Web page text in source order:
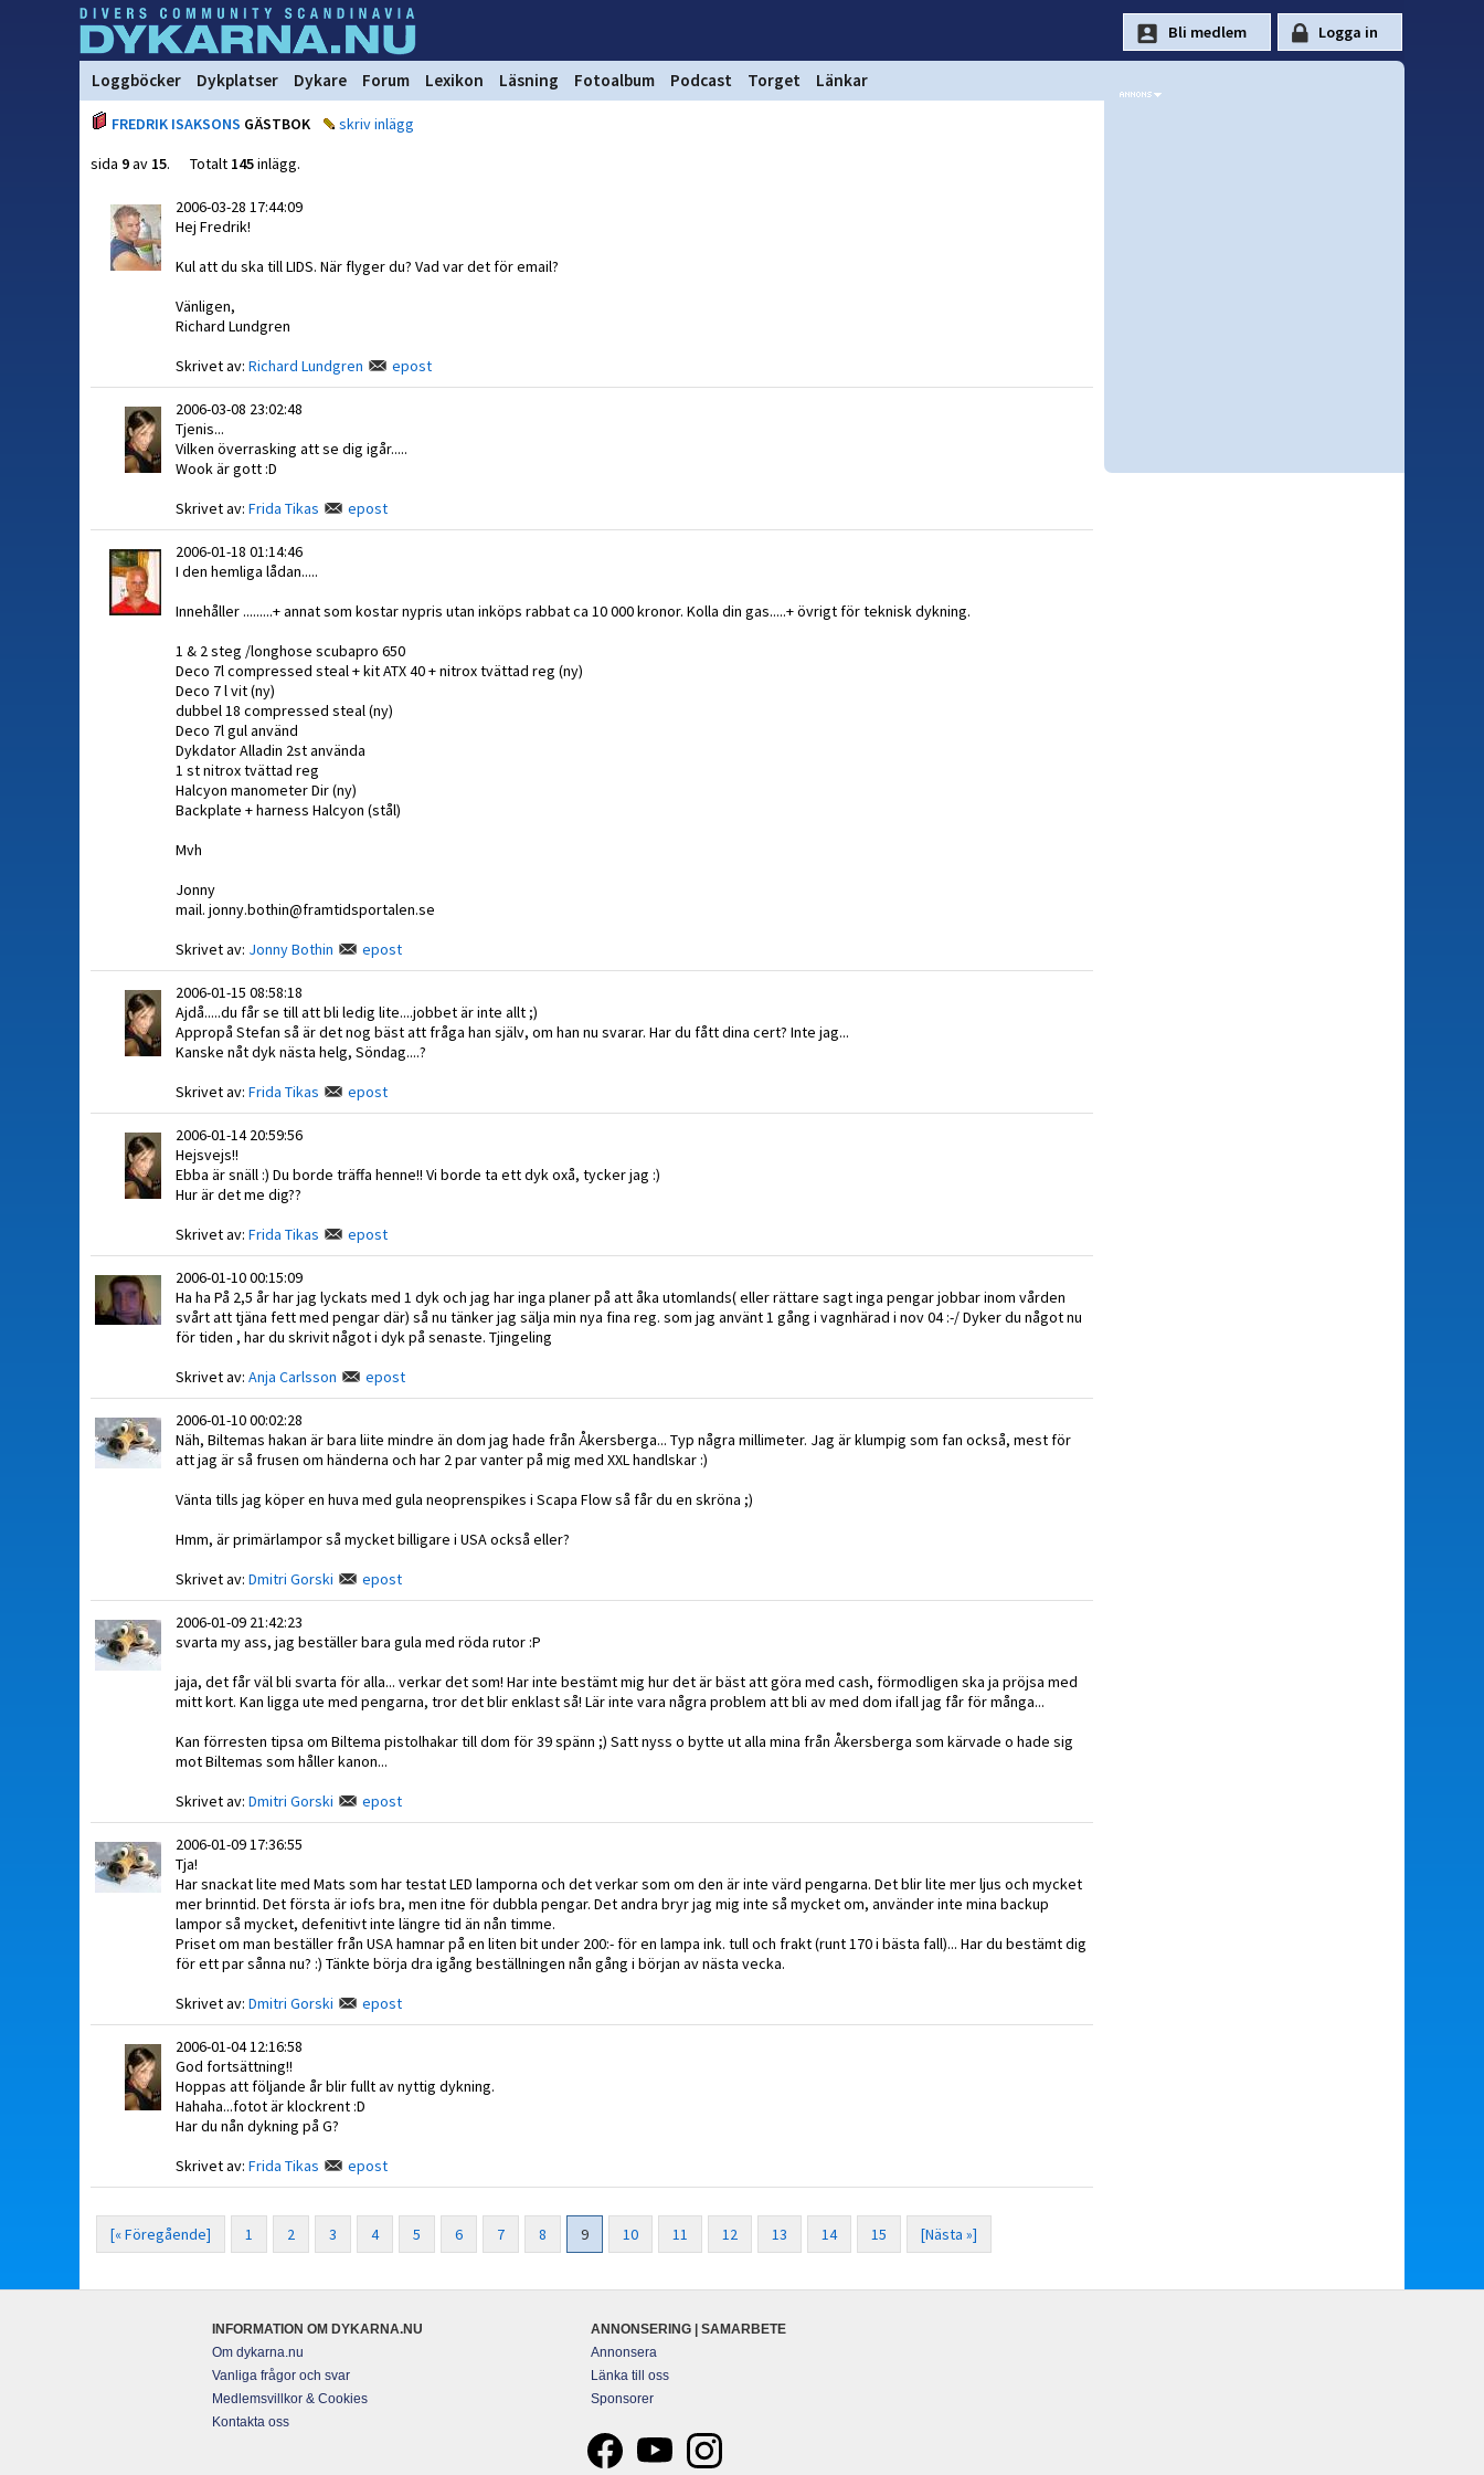
Loggböcker Dykplatser Dykare Forum Lexikon Läsning Fotoalbum Podcast Torget Länkar
FREDRIK ISAKSONS GÄSTBOK
skriv inlägg
sida 9av 15. Totalt 145inlägg.
2006-03-28 17:44:09
Hej Fredrik!
Kul att du ska till LIDS. När flyger du? Vad var det för email?
Vänligen,
Richard Lundgren
Skrivet av: Richard Lundgren epost
2006-03-08 23:02:48
Tjenis...
Vilken överrasking att se dig igår.....
Wook är gott :D
Skrivet av: Frida Tikas epost
2006-01-18 01:14:46
I den hemliga lådan.....
Innehåller .........+ annat som kostar nypris utan inköps rabbat ca 10 000 kronor. Kolla din gas.....+ övrigt för teknisk dykning.
1 & 2 steg /longhose scubapro 650
Deco 7l compressed steal + kit ATX 40 + nitrox tvättad reg (ny)
Deco 7 l vit (ny)
dubbel 18 compressed steal (ny)
Deco 7l gul använd
Dykdator Alladin 2st använda
1 st nitrox tvättad reg
Halcyon manometer Dir (ny)
Backplate + harness Halcyon (stål)
Mvh
Jonny
mail. jonny.bothin@framtidsportalen.se
Skrivet av: Jonny Bothin epost
2006-01-15 08:58:18
Ajdå.....du får se till att bli ledig lite....jobbet är inte allt ;)
Appropå Stefan så är det nog bäst att fråga han själv, om han nu svarar. Har du fått dina cert? Inte jag...
Kanske nåt dyk nästa helg, Söndag....?
Skrivet av: Frida Tikas epost
2006-01-14 20:59:56
Hejsvejs!!
Ebba är snäll :) Du borde träffa henne!! Vi borde ta ett dyk oxå, tycker jag :)
Hur är det me dig??
Skrivet av: Frida Tikas epost
2006-01-10 00:15:09
Ha ha På 2,5 år har jag lyckats med 1 dyk och jag har inga planer på att åka utomlands( eller rättare sagt inga pengar jobbar inom vården
svårt att tjäna fett med pengar där) så nu tänker jag sälja min nya fina reg. som jag använt 1 gång i vagnhärad i nov 04 :-/ Dyker du något nu
för tiden , har du skrivit något i dyk på senaste. Tjingeling
Skrivet av: Anja Carlsson epost
2006-01-10 00:02:28
Näh, Biltemas hakan är bara liite mindre än dom jag hade från Åkersberga... Typ några millimeter. Jag är klumpig som fan också, mest för
att jag är så frusen om händerna och har 2 par vanter på mig med XXL handlskar :)
Vänta tills jag köper en huva med gula neoprenspikes i Scapa Flow så får du en skröna ;)
Hmm, är primärlampor så mycket billigare i USA också eller?
Skrivet av: Dmitri Gorski epost
2006-01-09 21:42:23
svarta my ass, jag beställer bara gula med röda rutor :P
jaja, det får väl bli svarta för alla... verkar det som! Har inte bestämt mig hur det är bäst att göra med cash, förmodligen ska ja pröjsa med
mitt kort. Kan ligga ute med pengarna, tror det blir enklast så! Lär inte vara några problem att bli av med dom ifall jag får för många...
Kan förresten tipsa om Biltema pistolhakar till dom för 39 spänn ;) Satt nyss o bytte ut alla mina från Åkersberga som kärvade o hade sig
mot Biltemas som håller kanon...
Skrivet av: Dmitri Gorski epost
2006-01-09 17:36:55
Tja!
Har snackat lite med Mats som har testat LED lamporna och det verkar som om den är inte värd pengarna. Det blir lite mer ljus och mycket
mer brinntid. Det första är iofs bra, men itne för dubbla pengar. Det andra bryr jag mig inte så mycket om, använder inte mina backup
lampor så mycket, defenitivt inte längre tid än nån timme.
Priset om man beställer från USA hamnar på en liten bit under 200:- för en lampa ink. tull och frakt (runt 170 i bästa fall)... Har du bestämt dig
för ett par sånna nu? :) Tänkte börja dra igång beställningen nån gång i början av nästa vecka.
Skrivet av: Dmitri Gorski epost
2006-01-04 12:16:58
God fortsättning!!
Hoppas att följande år blir fullt av nyttig dykning.
Hahaha...fotot är klockrent :D
Har du nån dykning på G?
Skrivet av: Frida Tikas epost
[« Föregående] 1 2 3 4 5 6 7 8 9 10 11 12 13 14 15 [Nästa »]
INFORMATION OM DYKARNA.NU
Om dykarna.nu
Vanliga frågor och svar
Medlemsvillkor & Cookies
Kontakta oss
ANNONSERING | SAMARBETE
Annonsera
Länka till oss
Sponsorer